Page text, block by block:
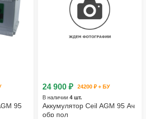
95
24 900 ₽
24200 ₽ + БУ
В наличии 4 шт.
Аккумулятор Ceil AGM 95 Ач
обр пол